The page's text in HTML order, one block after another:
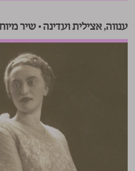
ענווה, אצילית ועדינה • שיר